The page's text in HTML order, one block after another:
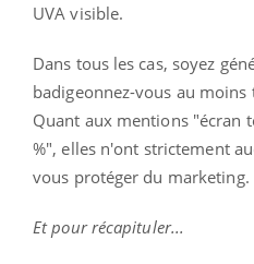
UVA visible.
Dans tous les cas, soyez
badigeonnez-vous au moins
Quant aux mentions "écran
%", elles n'ont strictement
vous protéger du marketing.
Et pour récapituler...